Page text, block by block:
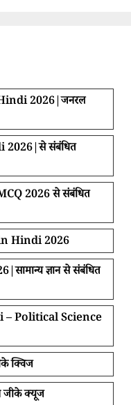
2026|जनरल
2026|से संबंधित
2026 से संबंधित
Hindi 2026
ज्ञान से संबंधित
Political Science
क्विज
जीके क्यूज